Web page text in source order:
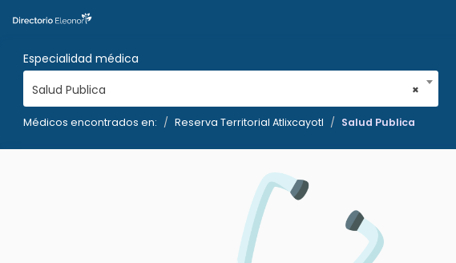
Especialidad médica
×
Salud Publica
Médicos encontrados en: Reserva Territorial Atlixcayotl Salud Publica